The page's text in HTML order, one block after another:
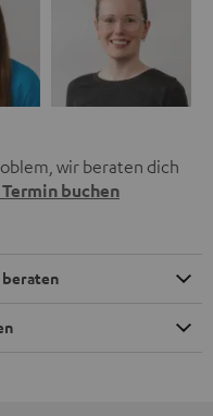
wir beraten dich
buchen
beraten